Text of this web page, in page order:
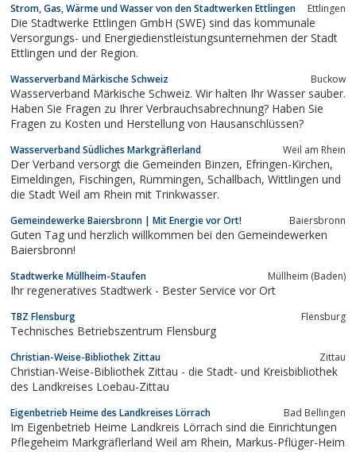
Strom, Gas, Wärme und Wasser von den Stadtwerken Ettlingen Ettlingen
Die Stadtwerke Ettlingen GmbH (SWE) sind das kommunale
Versorgungs- und Energiedienstleistungsunternehmen der Stadt
Ettlingen und der Region.
Wasserverband Märkische Schweiz Buckow
Wasserverband Märkische Schweiz. Wir halten Ihr Wasser sauber.
Haben Sie Fragen zu Ihrer Verbrauchsabrechnung? Haben Sie
Fragen zu Kosten und Herstellung von Hausanschlüssen?
Wasserverband Südliches Markgräflerland Weil am Rhein
Der Verband versorgt die Gemeinden Binzen, Efringen-Kirchen,
Eimeldingen, Fischingen, Rümmingen, Schallbach, Wittlingen und
die Stadt Weil am Rhein mit Trinkwasser.
Gemeindewerke Baiersbronn | Mit Energie vor Ort! Baiersbronn
Guten Tag und herzlich willkommen bei den Gemeindewerken
Baiersbronn!
Stadtwerke Müllheim-Staufen Müllheim (Baden)
Ihr regeneratives Stadtwerk - Bester Service vor Ort
TBZ Flensburg Flensburg
Technisches Betriebszentrum Flensburg
Christian-Weise-Bibliothek Zittau Zittau
Christian-Weise-Bibliothek Zittau - die Stadt- und Kreisbibliothek
des Landkreises Loebau-Zittau
Eigenbetrieb Heime des Landkreises Lörrach Bad Bellingen
Im Eigenbetrieb Heime Landkreis Lörrach sind die Einrichtungen
Pflegeheim Markgräflerland Weil am Rhein, Markus-Pflüger-Heim